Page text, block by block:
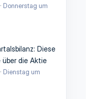
Donnerstag um
Diese
die Aktie
Dienstag um